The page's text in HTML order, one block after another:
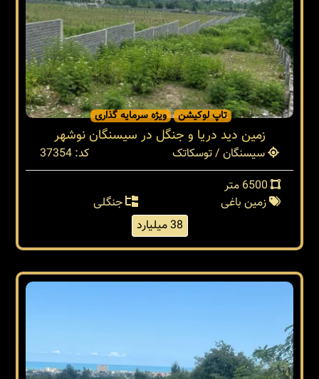
تاپ لوکیشن ویژه سرمایه گذاری
زمین دید دریا و جنگل در سیسنگان نوشهر
سیسنگان / توسکاتک
کد: 37354
زمین باغی
جنگلی
38 میلیارد